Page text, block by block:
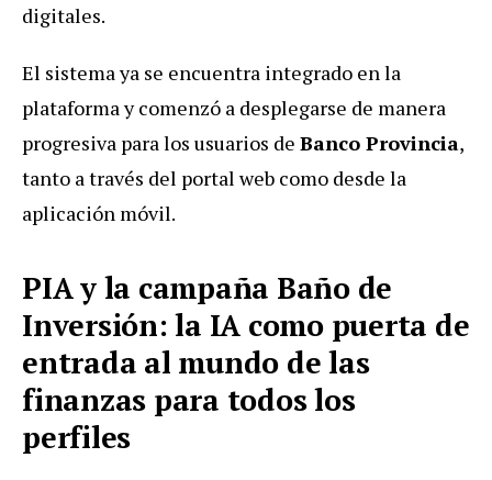
digitales.
El sistema ya se encuentra integrado en la
plataforma y comenzó a desplegarse de manera
progresiva para los usuarios de Banco Provincia,
tanto a través del portal web como desde la
aplicación móvil.
PIA y la campaña Baño de
Inversión: la IA como puerta de
entrada al mundo de las
finanzas para todos los
perfiles